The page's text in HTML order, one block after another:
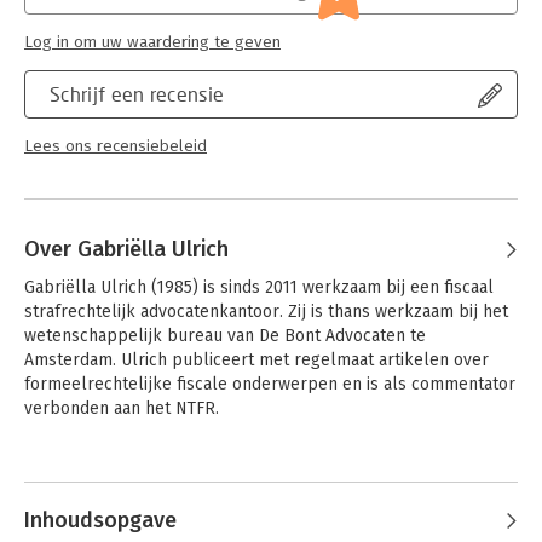
Hoofdrubriek:
Jongbloed:
Serie:
Fed Fiscale Brochures
Schrijf een recensie
Lees ons recensiebeleid
Log in om uw waardering te geven
Over Gabriëlla Ulrich
Gabriëlla Ulrich (1985) is sinds 2011 werkzaam bij een fiscaal
strafrechtelijk advocatenkantoor. Zij is thans werkzaam bij het
wetenschappelijk bureau van De Bont Advocaten te
Amsterdam. Ulrich publiceert met regelmaat artikelen over
formeelrechtelijke fiscale onderwerpen en is als commentator
verbonden aan het NTFR.
Inhoudsopgave